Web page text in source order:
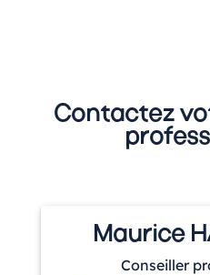
Contactez
Maurice
Conseiller